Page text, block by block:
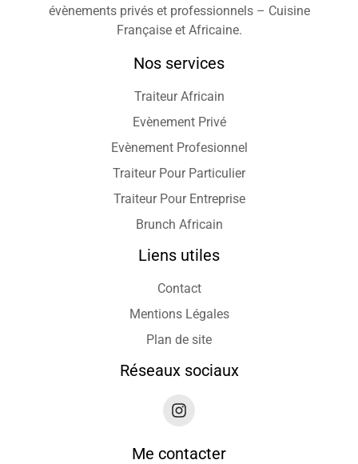
évènements privés et professionnels – Cuisine
Française et Africaine.
Nos services
Traiteur Africain
Evènement Privé
Evènement Profesionnel
Traiteur Pour Particulier
Traiteur Pour Entreprise
Brunch Africain
Liens utiles
Contact
Mentions Légales
Plan de site
Réseaux sociaux
Me contacter